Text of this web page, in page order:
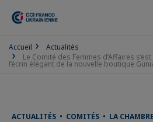
Accueil
Actualités
Le Comité des Femmes d’Affaires
l’écrin élégant de la nouvelle boutique
ACTUALITÉS • COMITÉS • LA